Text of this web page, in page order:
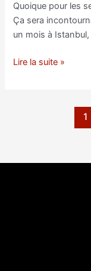
Quoique pour les
Ça sera
un mois à
Les
Lire la suite »
1